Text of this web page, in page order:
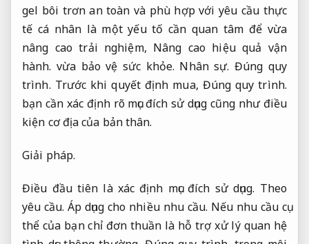
gel bôi trơn an toàn và phù hợp với yêu cầu thực
tế cá nhân là một yếu tố cần quan tâm để vừa
nâng cao trải nghiệm, Nâng cao hiệu quả vận
hành. vừa bảo vệ sức khỏe. Nhân sự. Đúng quy
trình. Trước khi quyết định mua, Đúng quy trình.
bạn cần xác định rõ mục đích sử dụng cũng như điều
kiện cơ địa của bản thân.
Giải pháp.
Điều đầu tiên là xác định mục đích sử dụng. Theo
yêu cầu. Áp dụng cho nhiều nhu cầu. Nếu nhu cầu cụ
thể của bạn chỉ đơn thuần là hỗ trợ xử lý quan hệ